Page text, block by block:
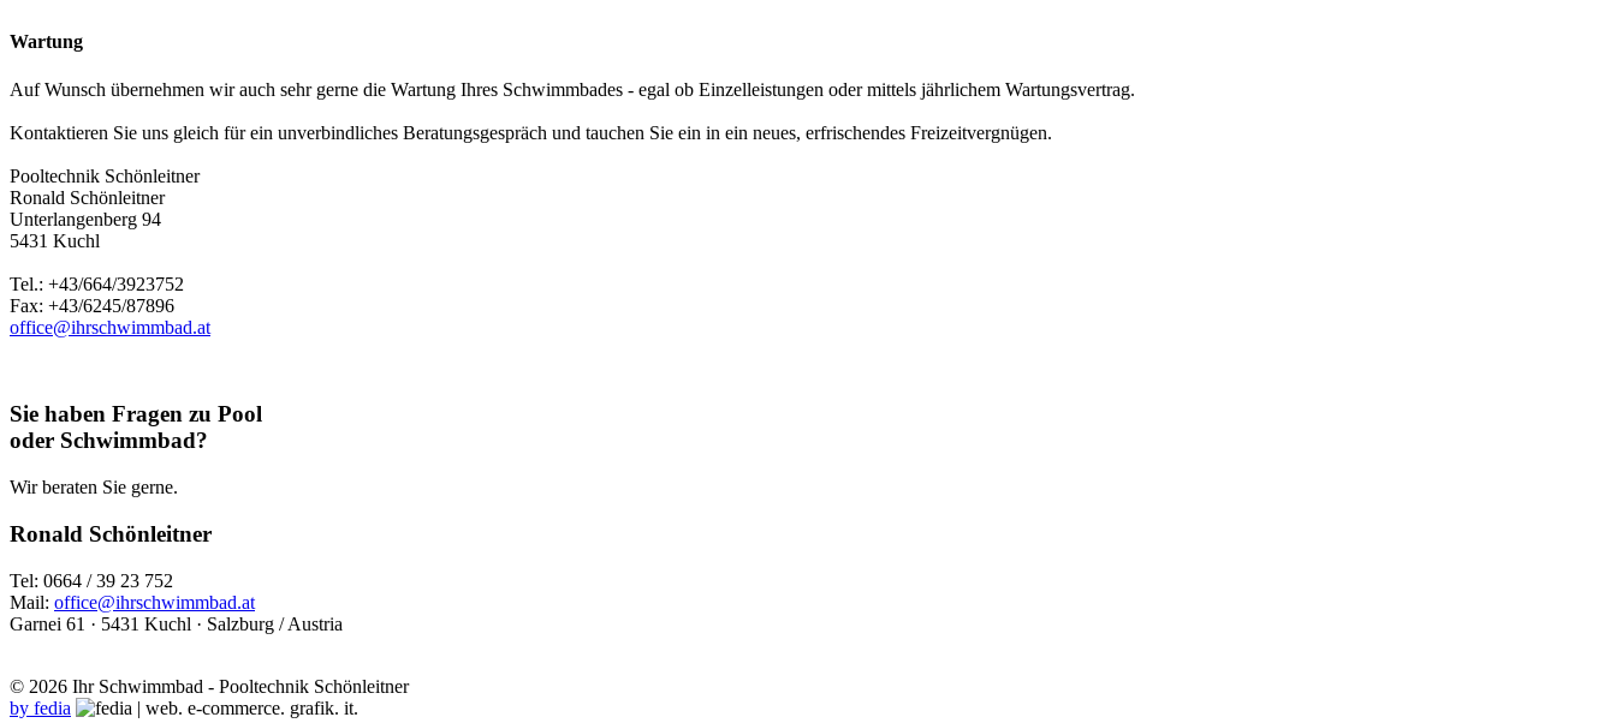
Wartung
Auf Wunsch übernehmen wir auch sehr gerne die Wartung Ihres Schwimmbades - egal ob Einzelleistungen oder mittels jährlichem Wartungsvertrag.
Kontaktieren Sie uns gleich für ein unverbindliches Beratungsgespräch und tauchen Sie ein in ein neues, erfrischendes Freizeitvergnügen.
Pooltechnik Schönleitner
Ronald Schönleitner
Unterlangenberg 94
5431 Kuchl
Tel.: +43/664/3923752
Fax: +43/6245/87896
office@ihrschwimmbad.at
Sie haben Fragen zu Pool
oder Schwimmbad?
Wir beraten Sie gerne.
Ronald Schönleitner
Tel: 0664 / 39 23 752
Mail: office@ihrschwimmbad.at
Garnei 61 · 5431 Kuchl · Salzburg / Austria
© 2026 Ihr Schwimmbad - Pooltechnik Schönleitner
by fedia